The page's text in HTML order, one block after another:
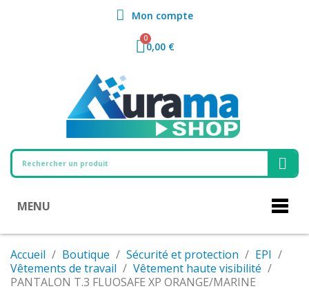
Mon compte
0,00 €
MENU
Accueil Boutique Sécurité et protection
EPI
Vêtements de travail
Vêtement haute visibilité
PANTALON T.3 FLUOSAFE XP ORANGE/MARINE